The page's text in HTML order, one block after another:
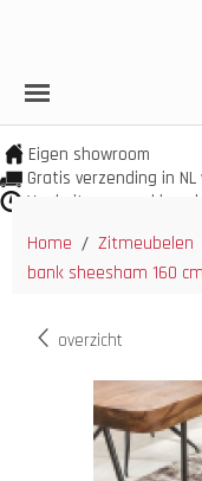
Eigen showroom
Gratis verzending in
Veel uit voorraad
Home / Zitmeubelen
bank sheesham 160 cm
overzicht